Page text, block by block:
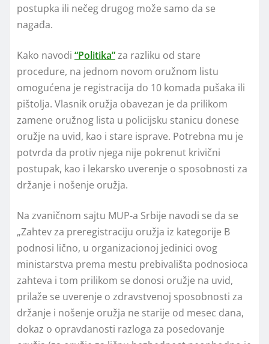
postupka ili nečeg drugog može samo da se
nagađa.
Kako navodi “Politika”za razliku od stare
procedure, na jednom novom oružnom listu
omogućena je registracija do 10 komada pušaka ili
pištolja. Vlasnik oružja obavezan je da prilikom
zamene oružnog lista u policijsku stanicu donese
oružje na uvid, kao i stare isprave. Potrebna mu je
potvrda da protiv njega nije pokrenut krivični
postupak, kao i lekarsko uverenje o sposobnosti za
držanje i nošenje oružja.
Na zvaničnom sajtu MUP-a Srbije navodi se da se
„Zahtev za preregistraciju oružja iz kategorije B
podnosi lično, u organizacionoj jedinici ovog
ministarstva prema mestu prebivališta podnosioca
zahteva i tom prilikom se donosi oružje na uvid,
prilaže se uverenje o zdravstvenoj sposobnosti za
držanje i nošenje oružja ne starije od mesec dana,
dokaz o opravdanosti razloga za posedovanje